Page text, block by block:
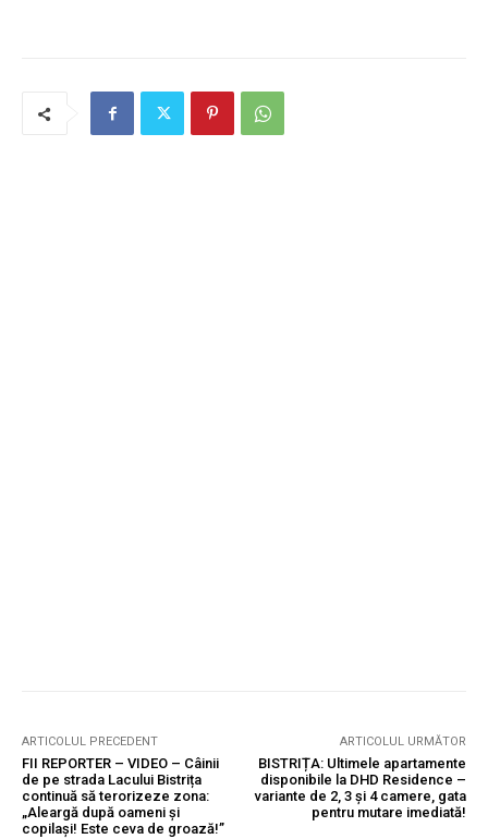
ARTICOLUL PRECEDENT
FII REPORTER – VIDEO – Câinii
de pe strada Lacului Bistrița
continuă să terorizeze zona:
„Aleargă după oameni și
copilași! Este ceva de groază!”
ARTICOLUL URMĂTOR
BISTRIȚA: Ultimele apartamente
disponibile la DHD Residence –
variante de 2, 3 și 4 camere, gata
pentru mutare imediată!